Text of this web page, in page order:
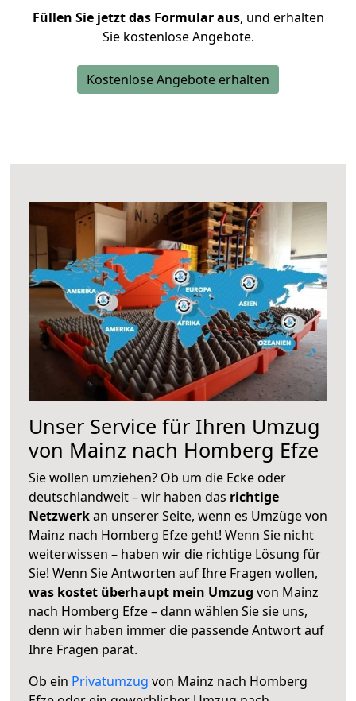
Füllen Sie jetzt das Formular aus, und erhalten
Sie kostenlose Angebote.
Kostenlose Angebote erhalten
Unser Service für Ihren Umzug
von Mainz nach Homberg Efze
Sie wollen umziehen? Ob um die Ecke oder
deutschlandweit – wir haben das richtige
Netzwerkan unserer Seite, wenn es Umzüge von
Mainz nach Homberg Efze geht! Wenn Sie nicht
weiterwissen – haben wir die richtige Lösung für
Sie! Wenn Sie Antworten auf Ihre Fragen wollen,
was kostet überhaupt mein Umzug von Mainz
nach Homberg Efze – dann wählen Sie sie uns,
denn wir haben immer die passende Antwort auf
Ihre Fragen parat.
Ob ein Privatumzug von Mainz nach Homberg